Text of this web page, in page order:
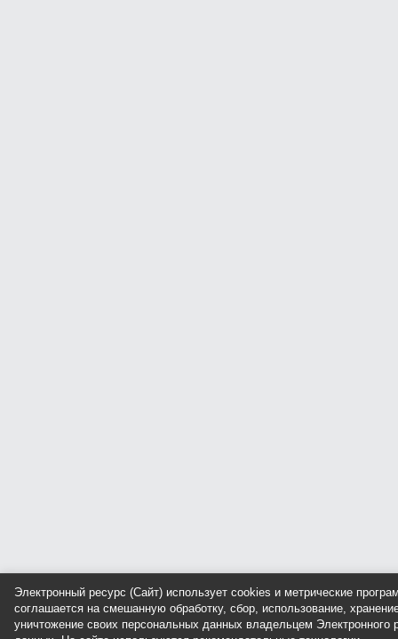
Электронный ресурс (Сайт) использует cookies и метрические
соглашается на смешанную обработку, сбор, использование,
уничтожение своих персональных данных владельцем Электронного